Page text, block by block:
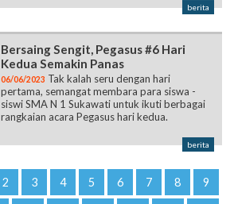
berita
Bersaing Sengit, Pegasus #6 Hari
Kedua Semakin Panas
06/06/2023 Tak kalah seru dengan hari
pertama, semangat membara para siswa -
siswi SMA N 1 Sukawati untuk ikuti berbagai
rangkaian acara Pegasus hari kedua.
berita
2 3 4 5 6 7 8 9